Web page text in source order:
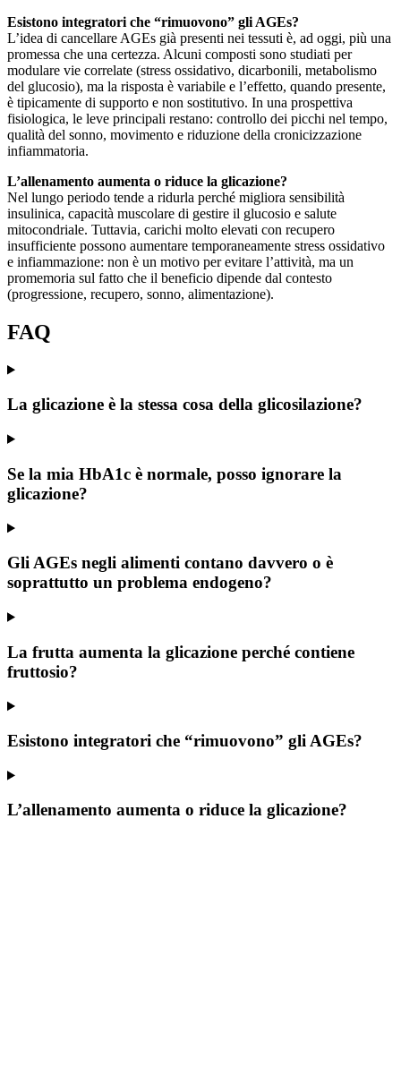
Esistono integratori che “rimuovono” gli AGEs?
L’idea di cancellare AGEs già presenti nei tessuti è, ad oggi, più una
promessa che una certezza. Alcuni composti sono studiati per
modulare vie correlate (stress ossidativo, dicarbonili, metabolismo
del glucosio), ma la risposta è variabile e l’effetto, quando presente,
è tipicamente di supporto e non sostitutivo. In una prospettiva
fisiologica, le leve principali restano: controllo dei picchi nel tempo,
qualità del sonno, movimento e riduzione della cronicizzazione
infiammatoria.
L’allenamento aumenta o riduce la glicazione?
Nel lungo periodo tende a ridurla perché migliora sensibilità
insulinica, capacità muscolare di gestire il glucosio e salute
mitocondriale. Tuttavia, carichi molto elevati con recupero
insufficiente possono aumentare temporaneamente stress ossidativo
e infiammazione: non è un motivo per evitare l’attività, ma un
promemoria sul fatto che il beneficio dipende dal contesto
(progressione, recupero, sonno, alimentazione).
FAQ
La glicazione è la stessa cosa della glicosilazione?
Se la mia HbA1c è normale, posso ignorare la
glicazione?
Gli AGEs negli alimenti contano davvero o è
soprattutto un problema endogeno?
La frutta aumenta la glicazione perché contiene
fruttosio?
Esistono integratori che “rimuovono” gli AGEs?
L’allenamento aumenta o riduce la glicazione?